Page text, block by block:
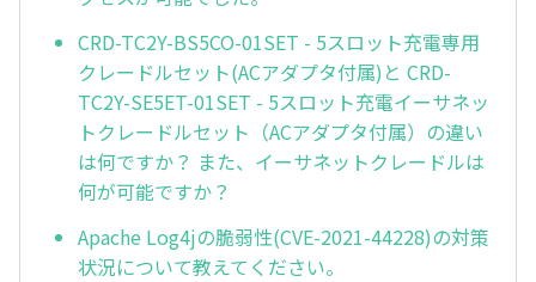
CRD-TC2Y-BS5CO-01SET - 5スロット充電専用
クレードルセット(ACアダプタ付属)と CRD-
TC2Y-SE5ET-01SET - 5スロット充電イーサネッ
トクレードルセット（ACアダプタ付属）の違い
は何ですか？ また、イーサネットクレードルは
何が可能ですか？
Apache Log4jの脆弱性(CVE-2021-44228)の対策
状況について教えてください。